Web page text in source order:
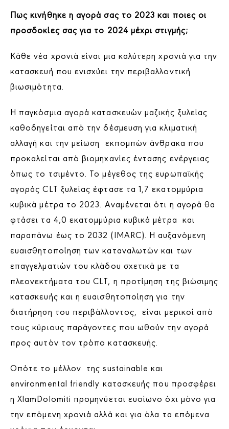
Πως κινήθηκε η αγορά σας το 2023 και ποιες οι
προσδοκίες σας για το 2024 μέχρι στιγμής;
Κάθε νέα χρονιά είναι μια καλύτερη χρονιά για την
κατασκευή που ενισχύει την περιβαλλοντική
βιωσιμότητα.
Η παγκόσμια αγορά κατασκευών μαζικής ξυλείας
καθοδηγείται από την δέσμευση για κλιματική
αλλαγή και την μείωση εκπομπών άνθρακα που
προκαλείται από βιομηχανίες έντασης ενέργειας
όπως το τσιμέντο. Το μέγεθος της ευρωπαϊκής
αγοράς CLT ξυλείας έφτασε τα 1,7 εκατομμύρια
κυβικά μέτρα το 2023. Αναμένεται ότι η αγορά θα
φτάσει τα 4,0 εκατομμύρια κυβικά μέτρα και
παραπάνω έως το 2032 (IMARC). Η αυξανόμενη
ευαισθητοποίηση των καταναλωτών και των
επαγγελματιών του κλάδου σχετικά με τα
πλεονεκτήματα του CLT, η προτίμηση της βιώσιμης
κατασκευής και η ευαισθητοποίηση για την
διατήρηση του περιβάλλοντος, είναι μερικοί από
τους κύριους παράγοντες που ωθούν την αγορά
προς αυτόν τον τρόπο κατασκευής.
Οπότε το μέλλον της sustainable και
environmental friendly κατασκευής που προσφέρει
η XlamDolomiti προμηνύεται ευοίωνο όχι μόνο για
την επόμενη χρονιά αλλά και για όλα τα επόμενα